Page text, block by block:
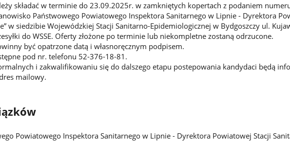
składać w terminie do 23.09.2025r. w zamkniętych kopertach z podaniem
Państwowego Powiatowego Inspektora Sanitarnego w Lipnie - Dyrektora
w siedzibie Wojewódzkiej Stacji Sanitarno-Epidemiologicznej w Bydgoszczy ul.
do WSSE. Oferty złożone po terminie lub niekompletne zostaną odrzucone.
być opatrzone datą i własnoręcznym podpisem.
pod nr. telefonu 52-376-18-81.
i zakwalifikowaniu się do dalszego etapu postepowania kandydaci będą
mailowy.
Powiatowego Inspektora Sanitarnego w Lipnie - Dyrektora Powiatowej Stacji